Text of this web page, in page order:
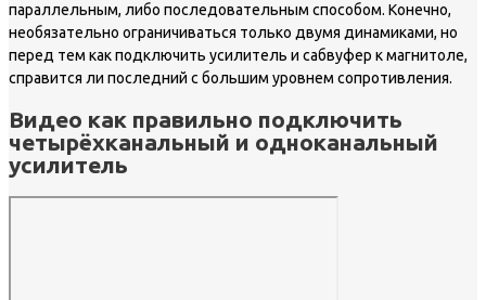
параллельным, либо последовательным способом. Конечно,
необязательно ограничиваться только двумя динамиками, но
перед тем как подключить усилитель и сабвуфер к магнитоле,
справится ли последний с большим уровнем сопротивления.
Видео как правильно подключить
четырёхканальный и одноканальный
усилитель